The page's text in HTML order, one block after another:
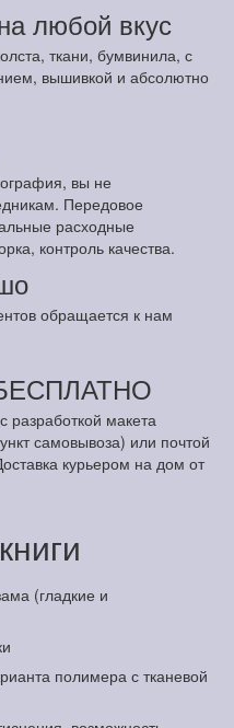
любой вкус
ткани, бумвинила, с
вышивкой и абсолютно
вы не
Передовое
расходные
контроль качества.
обращается к нам
разработкой макета
самовывоза) или почтой
курьером на дом от
(гладкие и
полимера с тканевой